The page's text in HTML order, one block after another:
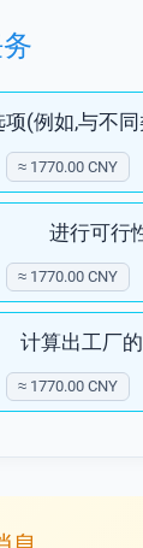
(例如,与不
≈ 1770.00 CNY
进行可行
≈ 1770.00 CNY
计算出工厂
≈ 1770.00 CNY